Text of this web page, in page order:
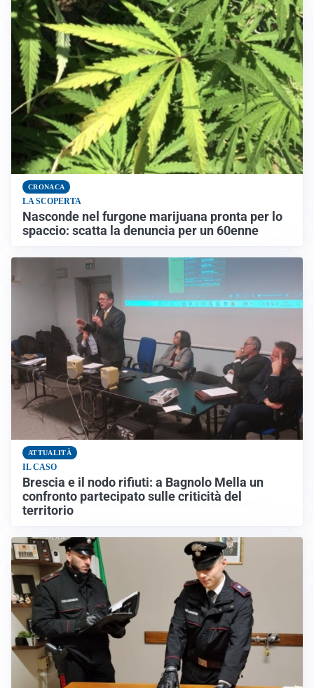
CRONACA
LA SCOPERTA
Nasconde nel furgone marijuana pronta per lo
spaccio: scatta la denuncia per un 60enne
ATTUALITÀ
IL CASO
Brescia e il nodo rifiuti: a Bagnolo Mella un
confronto partecipato sulle criticità del
territorio